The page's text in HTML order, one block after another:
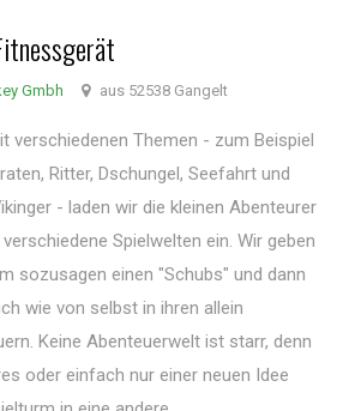
Gmbh aus 52538 Gangelt
verschiedenen Themen - zum Beispiel
Ritter, Dschungel, Seefahrt und
- laden wir die kleinen Abenteurer
verschiedene Spielwelten ein. Wir geben
sozusagen einen "Schubs" und dann
wie von selbst in ihren allein
Keine Abenteuerwelt ist starr, denn
oder einfach nur einer neuen Idee